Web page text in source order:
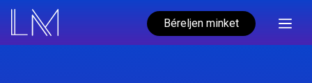
Béreljen minket